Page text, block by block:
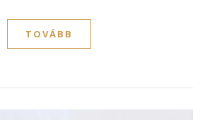
TOVÁBB